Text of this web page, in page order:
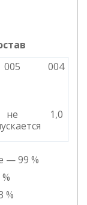
005 004
не
1,0
— 99 %
%